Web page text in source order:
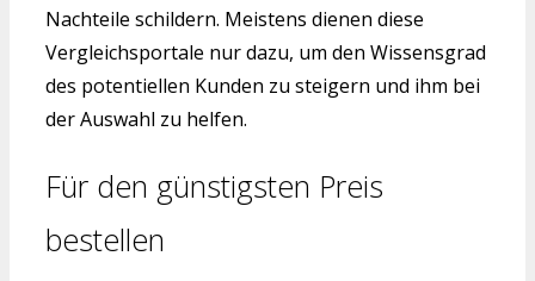
Nachteile schildern. Meistens dienen diese
Vergleichsportale nur dazu, um den Wissensgrad
des potentiellen Kunden zu steigern und ihm bei
der Auswahl zu helfen.
Für den günstigsten Preis
bestellen